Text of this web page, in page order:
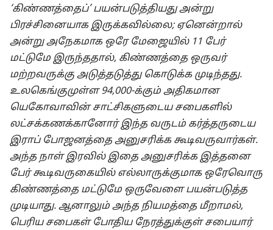
‘கிண்ணத்தைப்’ பயன்படுத்தியது அன்று
பிரச்சினையாக இருக்கவில்லை; ஏனென்றால்
அன்று அநேகமாக ஒரே மேஜையில் 11 பேர்
மட்டுமே இருந்ததால், கிண்ணத்தை ஒருவர்
மற்றவருக்கு அடுத்தடுத்து கொடுக்க முடிந்தது.
உலகெங்குமுள்ள 94,000-⁠க்கும் அதிகமான
யெகோவாவின் சாட்சிகளுடைய சபைகளில்
லட்சக்கணக்கானோர் இந்த வருடம் கர்த்தருடைய
இராப் போஜனத்தை அனுசரிக்க கூடிவருவார்கள்.
அந்த நாள் இரவில் இதை அனுசரிக்க இத்தனை
பேர் கூடிவருகையில் எல்லாருக்குமாக ஒரேவொரு
கிண்ணத்தை மட்டுமே ஒருவேளை பயன்படுத்த
முடியாது. ஆனாலும் அந்த நியமத்தை மீறாமல்,
பெரிய சபைகள் போதிய நேரத்துக்குள் சபையார்